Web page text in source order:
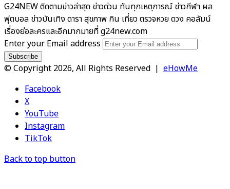
G24NEW ติดตามข่าวล่าสุด ข่าวด่วน ทันทุกเหตุการณ์ ข่าวกีฬา ผล
ฟุตบอล ข่าวบันเทิง ดารา สุขภาพ กิน เที่ยว ตรวจหวย ดวง คอลัมน์
เรื่องย่อละครและอีกมากมายที่ g24new.com
Enter your Email address
© Copyright 2026, All Rights Reserved | eHowMe
Facebook
X
YouTube
Instagram
TikTok
Back to top button